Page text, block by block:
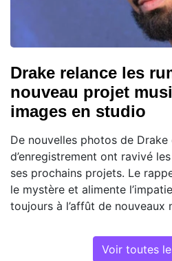
Drake relance les
nouveau projet
images en studio
De nouvelles photos de Drake
d’enregistrement ont ravivé
ses prochains projets. Le
le mystère et alimente
toujours à l’affût de nouveaux
Voir toutes